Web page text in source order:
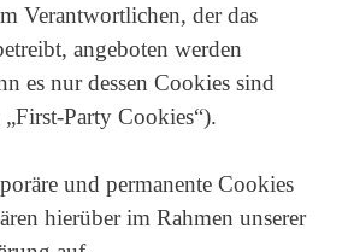
Verantwortlichen, der das
angeboten werden
es nur dessen Cookies sind
Party Cookies“).
und permanente Cookies
hierüber im Rahmen unserer